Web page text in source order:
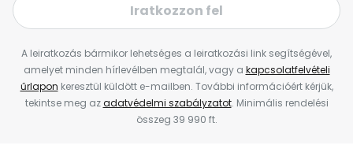
Iratkozzon fel
A leiratkozás bármikor lehetséges a leiratkozási link segítségével,
amelyet minden hírlevélben megtalál, vagy a kapcsolatfelvételi
űrlapon keresztül küldött e-mailben. További információért kérjük,
tekintse meg azadatvédelmi szabályzatot. Minimális rendelési
összeg 39 990 ft.